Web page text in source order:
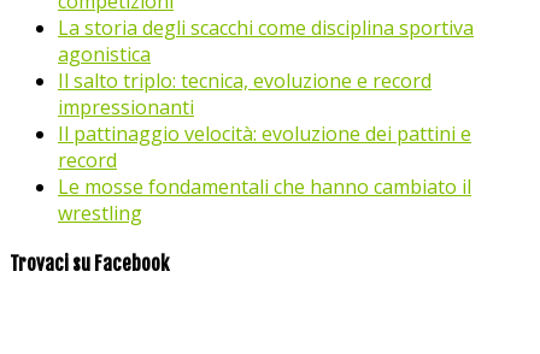
La storia degli scacchi come disciplina sportiva
agonistica
Il salto triplo: tecnica, evoluzione e record
impressionanti
Il pattinaggio velocità: evoluzione dei pattini e
record
Le mosse fondamentali che hanno cambiato il
wrestling
Trovaci su Facebook